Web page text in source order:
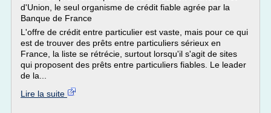
d'Union, le seul organisme de crédit fiable agrée par la
Banque de France
L'offre de crédit entre particulier est vaste, mais pour ce qui
est de trouver des prêts entre particuliers sérieux en
France, la liste se rétrécie, surtout lorsqu'il s'agit de sites
qui proposent des prêts entre particuliers fiables. Le leader
de la...
Lire la suite